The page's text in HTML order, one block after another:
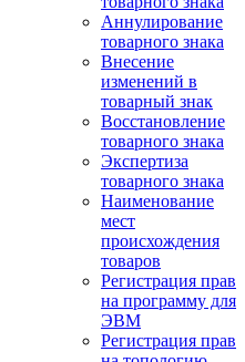
Аннулирование
товарного знака
Внесение
изменений в
товарный знак
Восстановление
товарного знака
Экспертиза
товарного знака
Наименование
мест
происхождения
товаров
Регистрация прав
на программу для
ЭВМ
Регистрация прав